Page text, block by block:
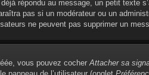
répondu au message, un petit texte
pas si un modérateur ou un
ne peuvent pas supprimer un
vous pouvez cocherAttacher sa